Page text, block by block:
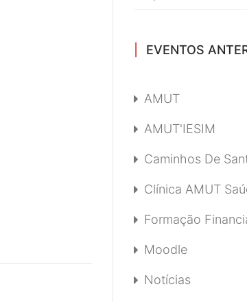
EVENTOS
AMUT
AMUT'IESIM
Caminhos De
Clínica AMUT
Formação
Moodle
Notícias